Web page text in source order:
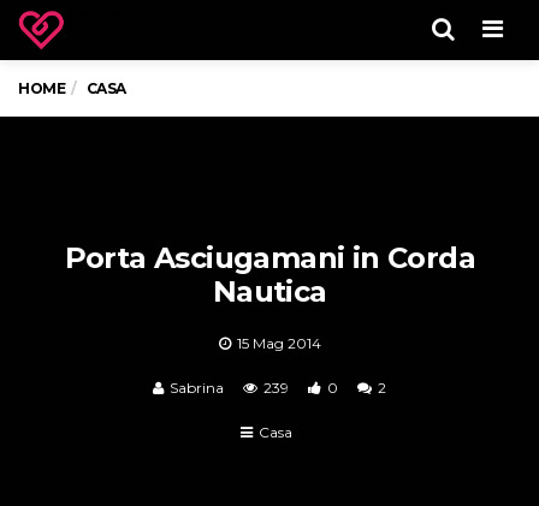
HOME CASA
Porta Asciugamani in Corda
Nautica
15 Mag 2014
Sabrina 239 0 2
Casa